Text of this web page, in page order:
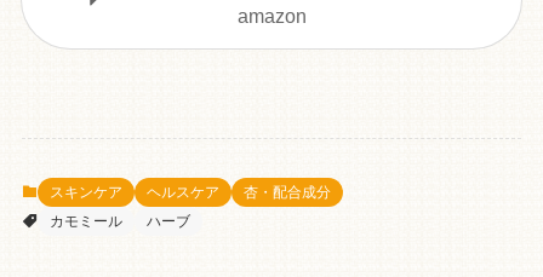
amazon
スキンケア ヘルスケア
杏・配合成分
カモミール
ハーブ